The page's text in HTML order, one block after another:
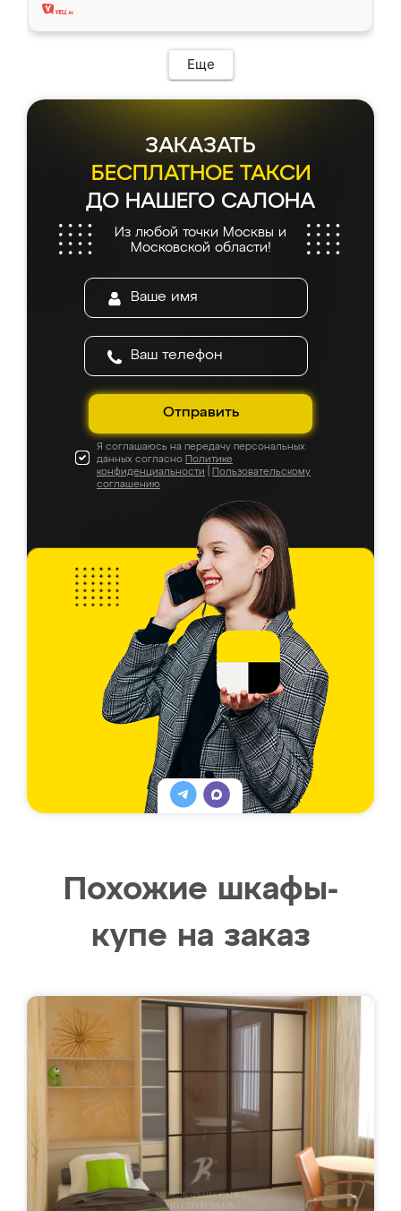
Еще
ЗАКАЗАТЬ
БЕСПЛАТНОЕ ТАКСИ
ДО НАШЕГО САЛОНА
Из любой точки Москвы и
Московской области!
Отправить
Я соглашаюсь на передачу персональных
данных согласно Политике
конфиденциальности
Пользовательскому
соглашению
Похожие шкафы-
купе на заказ